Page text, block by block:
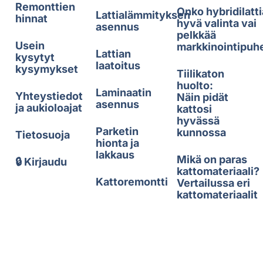
Remonttien
hinnat
Usein
kysytyt
kysymykset
Yhteystiedot
ja aukioloajat
Tietosuoja
🔒 Kirjaudu
Lattialämmityksen
asennus
Lattian
laatoitus
Laminaatin
asennus
Parketin
hionta ja
lakkaus
Kattoremontti
Onko
hyvä valinta vai
pelkkää
Tiilikaton
huolto:
Näin pidät
kattosi
hyvässä
kunnossa
Mikä on paras
kattomateriaali?
Vertailussa eri
kattomateriaalit